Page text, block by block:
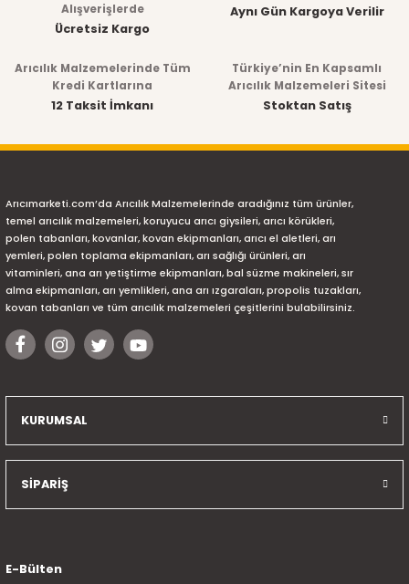
Alışverişlerde
Ücretsiz Kargo
Aynı Gün Kargoya Verilir
Arıcılık Malzemelerinde Tüm
Kredi Kartlarına
12 Taksit İmkanı
Türkiye’nin En Kapsamlı
Arıcılık Malzemeleri Sitesi
Stoktan Satış
Arıcımarketi.com’da Arıcılık Malzemelerinde aradığınız tüm ürünler,
temel arıcılık malzemeleri, koruyucu arıcı giysileri, arıcı körükleri,
polen tabanları, kovanlar, kovan ekipmanları, arıcı el aletleri, arı
yemleri, polen toplama ekipmanları, arı sağlığı ürünleri, arı
vitaminleri, ana arı yetiştirme ekipmanları, bal süzme makineleri, sır
alma ekipmanları, arı yemlikleri, ana arı ızgaraları, propolis tuzakları,
kovan tabanları ve tüm arıcılık malzemeleri çeşitlerini bulabilirsiniz.
KURUMSAL
SİPARİŞ
E-Bülten